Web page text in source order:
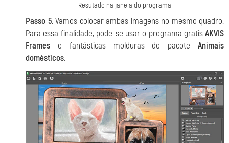
Resutado na janela do programa
Passo 5.Vamos colocar ambas imagens no mesmo quadro.
Para essa finalidade, pode-se usar o programa gratisAKVIS
Frames e fantásticas molduras do pacote Animais
domésticos.